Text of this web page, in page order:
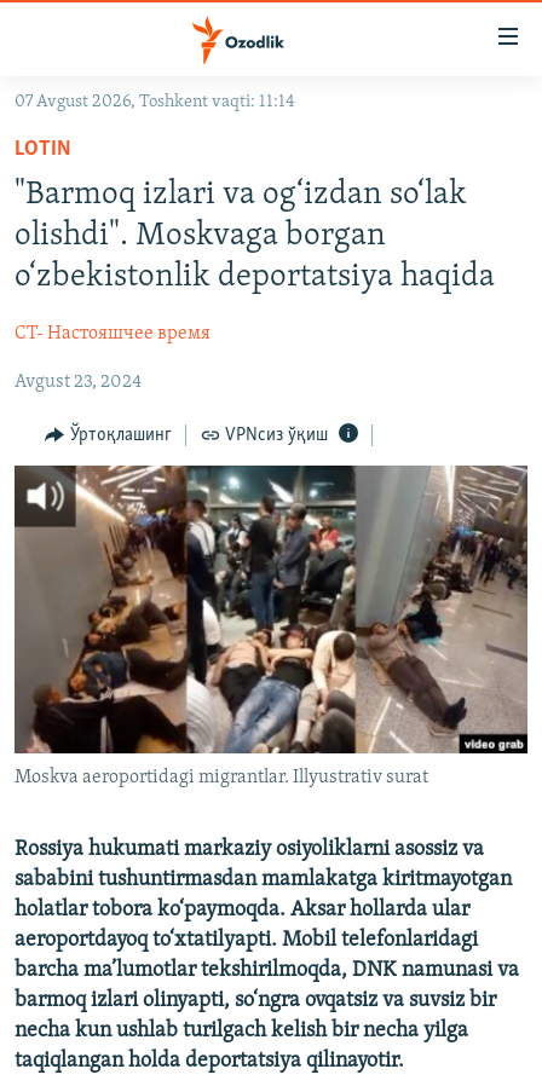
Асосий
навигацияга
ўтинг
Қидиришга
ўтинг
OZODVIDEO
OZODARXIV
На русском
ИЖТИМОИЙ ТАРМОҚЛАР
Озодлик бошқа тилларда
07 Avgust 2026, Toshkent vaqti: 11:14
LOTIN
"Barmoq izlari va og‘izdan so‘lak
olishdi". Moskvaga borgan
o‘zbekistonlik deportatsiya haqida
CT- Настояшчее время
Avgust 23, 2024
Ўртоқлашинг VPNсиз ўқиш
Moskva aeroportidagi migrantlar. Illyustrativ surat
Rossiya hukumati markaziy osiyoliklarni asossiz va
sababini tushuntirmasdan mamlakatga kiritmayotgan
holatlar tobora ko‘paymoqda. Aksar hollarda ular
aeroportdayoq to‘xtatilyapti. Mobil telefonlaridagi
barcha ma’lumotlar tekshirilmoqda, DNK namunasi va
barmoq izlari olinyapti, so‘ngra ovqatsiz va suvsiz bir
necha kun ushlab turilgach kelish bir necha yilga
taqiqlangan holda deportatsiya qilinayotir.